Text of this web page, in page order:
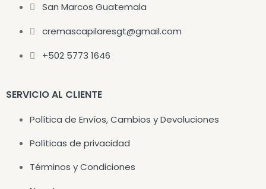
San Marcos Guatemala
cremascapilaresgt@gmail.com
+502 5773 1646
SERVICIO AL CLIENTE
Política de Envíos, Cambios y Devoluciones
Políticas de privacidad
Términos y Condiciones